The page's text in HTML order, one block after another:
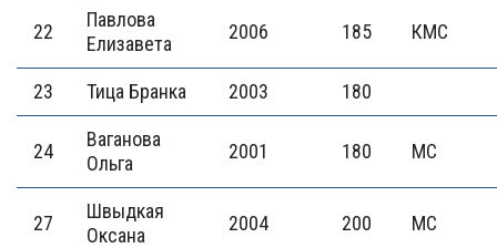
22
Павлова
Елизавета
2006 185 КМС
23 Тица Бранка 2003 180
24
Ваганова
Ольга
2001 180 МС
27
Швыдкая
Оксана
2004 200 МС